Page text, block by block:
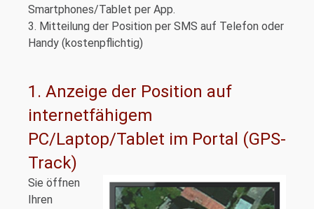
Smartphones/Tablet per App.
3. Mitteilung der Position per SMS auf Telefon oder
Handy (kostenpflichtig)
1. Anzeige der Position auf
internetfähigem
PC/Laptop/Tablet im Portal (GPS-
Track)
Sie öffnen
Ihren